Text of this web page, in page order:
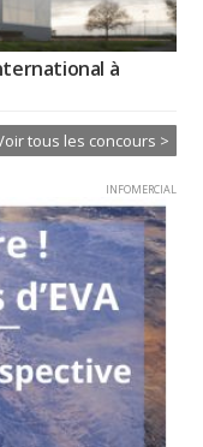
à
tous les concours >
INFOMERCIAL